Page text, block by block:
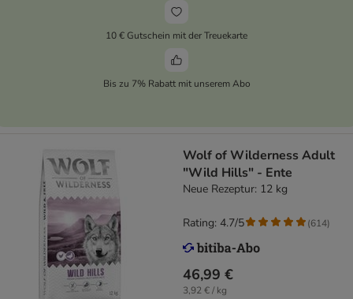
10 € Gutschein mit der Treuekarte
Bis zu 7% Rabatt mit unserem Abo
Wolf of Wilderness Adult
"Wild Hills" - Ente
Neue Rezeptur: 12 kg
46,99 €
3,92 € / kg
Rating: 4.7/5 (614)